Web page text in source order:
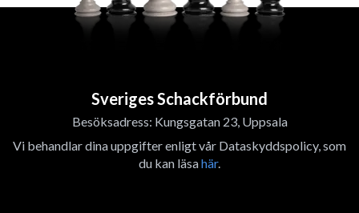
Sveriges Schackförbund
Besöksadress: Kungsgatan 23, Uppsala
Vi behandlar dina uppgifter enligt vår Dataskyddspolicy, som
du kan läsahär.